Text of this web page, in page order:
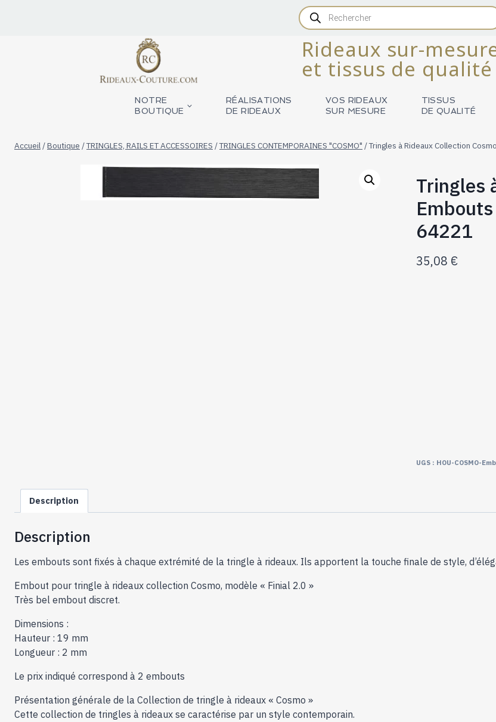
Recherche
de
produits
Rideaux sur-
et tissus de qualité
NOTRE
BOUTIQUE
RÉALISATIONS
DE RIDEAUX
VOS RIDEAUX
SUR MESURE
TISSUS
DE QUALITÉ
Accueil /Boutique /TRINGLES, RAILS ET ACCESSOIRES /TRINGLES CONTEMPORAINES "COSMO" /Tringles à Rideaux Collection
Tringles
64221
35,08 €
UGS : HOU-COSMO-
Description
Description
Les embouts sont fixés à chaque extrémité de la tringle à rideaux. Ils apportent la touche finale de style,
Embout pour tringle à rideaux collection Cosmo, modèle « Finial 2.0 »
Très bel embout discret.
Dimensions :
Hauteur : 19 mm
Longueur : 2 mm
Le prix indiqué correspond à 2 embouts
Présentation générale de la Collection de tringle à rideaux « Cosmo »
Cette collection de tringles à rideaux se caractérise par un style contemporain.